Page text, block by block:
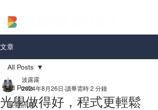
文章
All Posts
展覽訊息
All Posts
光學做得好，程式更輕鬆
波露露
2024年8月26日 讀畢需時 2 分鐘